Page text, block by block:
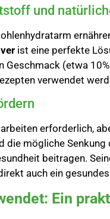
und
ist eine perfekte
Geschmack (etwa
verwendet
erforderlich,
die mögliche
beitragen.
auch ein
Ein